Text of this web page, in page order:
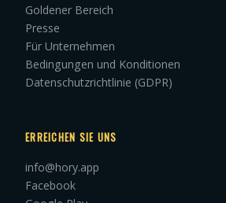
Goldener Bereich
Presse
Für Unternehmen
Bedingungen und Konditionen
Datenschutzrichtlinie (GDPR)
ERREICHEN SIE UNS
info@hory.app
Facebook